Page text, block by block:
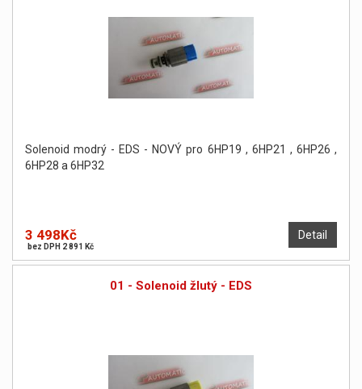
Solenoid modrý - EDS - NOVÝ pro 6HP19 , 6HP21 , 6HP26 ,
6HP28 a 6HP32
Detail
3 498Kč
bez DPH 2 891 Kč
01 - Solenoid žlutý - EDS